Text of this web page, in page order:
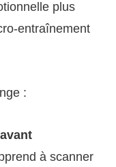
plus
entraînement
:
à scanner